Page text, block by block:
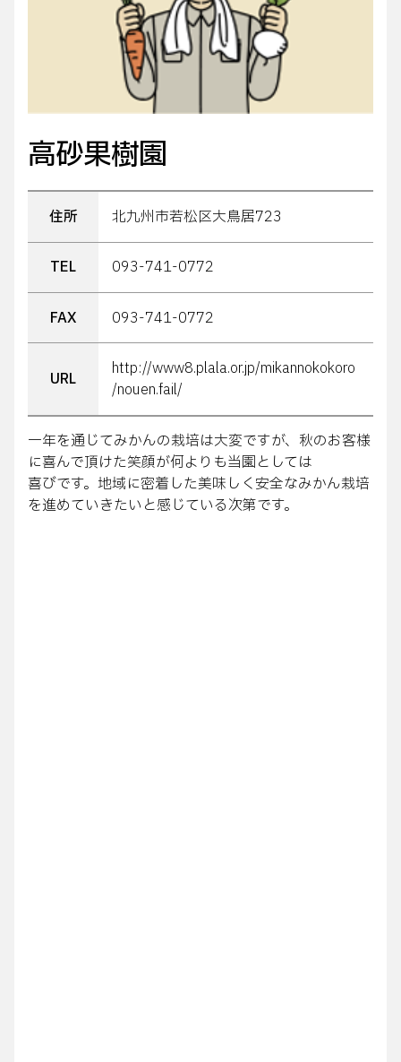
高砂果樹園
住所 北九州市若松区大鳥居723
TEL 093-741-0772
FAX 093-741-0772
URL
http://www8.plala.or.jp/mikannokokoro
/nouen.fail/
一年を通じてみかんの栽培は大変ですが、秋のお客様
に喜んで頂けた笑顔が何よりも当園としては
喜びです。地域に密着した美味しく安全なみかん栽培
を進めていきたいと感じている次第です。